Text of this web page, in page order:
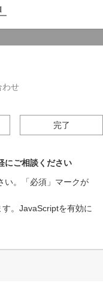
わせ
完了
にご相談ください
い。「必須」マークが
。JavaScriptを有効に